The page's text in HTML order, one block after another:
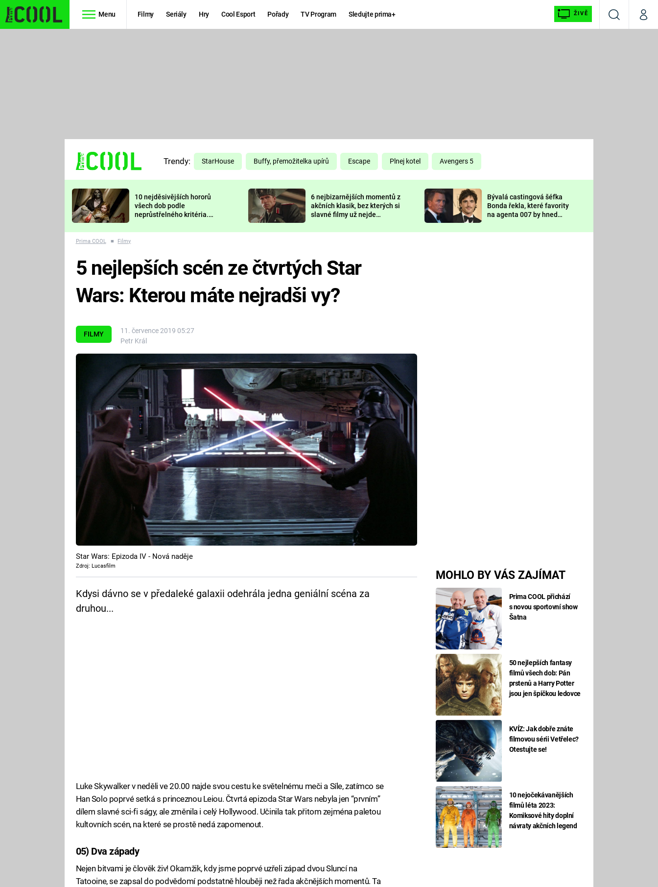
Menu Filmy Seriály Hry Cool Esport Pořady TV Program Sledujte prima+ ŽIVĚ
VyhledáváníMůj
TŘESKU
FUTURAMA
PREDÁTOR
DELIVERANCE
KOMEDIE
CHUCK
NORRIS
DEADPOOL
Prima LAJK
Sledujte nás
Trendy: StarHouse Buffy, přemožitelka upírů Escape Plnej kotel Avengers 5
10 nejděsivějších hororů
všech dob podle
neprůstřelného kritéria.
nejvíc zvednou tep?
6 nejbizarnějších momentů z
akčních klasik, bez kterých si
slavné filmy už nejde
Bývalá castingová šéfka
Bonda řekla, které favority
na agenta 007 by hned
Prima COOL ■ Filmy
FILMY
11. července 2019 05:27
Petr Král
MOHLO BY VÁS ZAJÍMAT
Prima COOL přichází
s novou sportovní show
Šatna
50 nejlepších fantasy
filmů všech dob: Pán
prstenů a Harry Potter
jsou jen špičkou ledovce
KVÍZ: Jak dobře znáte
filmovou sérii Vetřelec?
Otestujte se!
10 nejočekávanějších
filmů léta 2023:
Komiksové hity doplní
návraty akčních legend
5 nejlepších scén ze čtvrtých Star
Wars: Kterou máte nejradši vy?
Star Wars: Epizoda IV - Nová naděje
Zdroj: Lucasfilm
Kdysi dávno se v předaleké galaxii odehrála jedna geniální scéna za
druhou...
Luke Skywalker v neděli ve 20.00 najde svou cestu ke světelnému meči a Síle, zatímco se
Han Solo poprvé setká s princeznou Leiou. Čtvrtá epizoda Star Wars nebyla jen “prvním”
dílem slavné sci-fi ságy, ale změnila i celý Hollywood. Učinila tak přitom zejména paletou
kultovních scén, na které se prostě nedá zapomenout.
05) Dva západy
Nejen bitvami je člověk živ! Okamžik, kdy jsme poprvé uzřeli západ dvou Sluncí na
Tatooine, se zapsal do podvědomí podstatně hlouběji než řada akčnějších momentů. Ta